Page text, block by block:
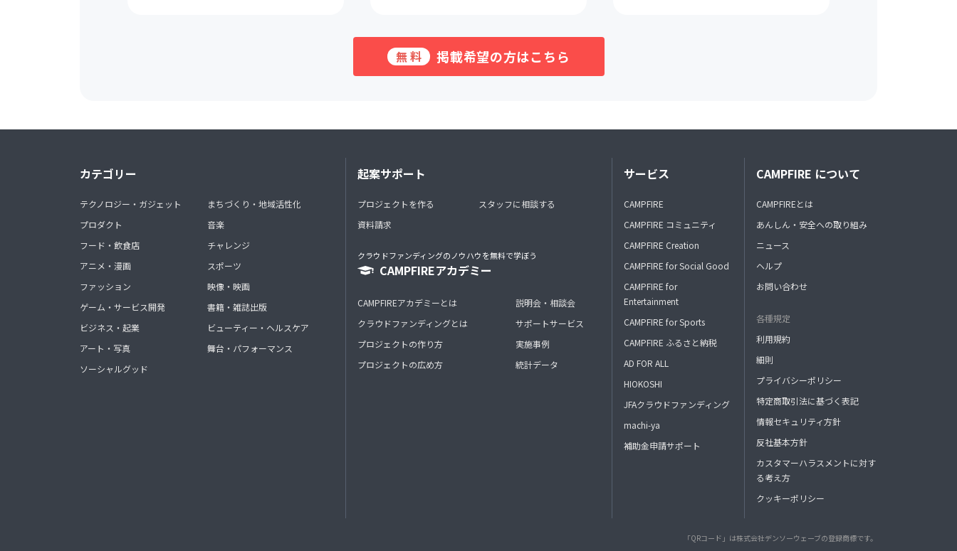
無料 掲載希望の方はこちら
カテゴリー
テクノロジー・ガジェット
プロダクト
フード・飲食店
アニメ・漫画
ファッション
ゲーム・サービス開発
ビジネス・起業
アート・写真
ソーシャルグッド
まちづくり・地域活性化
音楽
チャレンジ
スポーツ
映像・映画
書籍・雑誌出版
ビューティー・ヘルスケア
舞台・パフォーマンス
起案サポート
プロジェクトを作る
資料請求
スタッフに相談する
クラウドファンディングのノウハウを無料で学ぼう
CAMPFIREアカデミー
CAMPFIREアカデミーとは
クラウドファンディングとは
プロジェクトの作り方
プロジェクトの広め方
説明会・相談会
サポートサービス
実施事例
統計データ
サービス
CAMPFIRE
CAMPFIRE コミュニティ
CAMPFIRE Creation
CAMPFIRE for Social Good
CAMPFIRE for
Entertainment
CAMPFIRE for Sports
CAMPFIRE ふるさと納税
AD FOR ALL
HIOKOSHI
JFAクラウドファンディング
machi-ya
補助金申請サポート
CAMPFIRE について
CAMPFIREとは
あんしん・安全への取り組み
ニュース
ヘルプ
お問い合わせ
各種規定
利用規約
細則
プライバシーポリシー
特定商取引法に基づく表記
情報セキュリティ方針
反社基本方針
カスタマーハラスメントに対す
る考え方
クッキーポリシー
「QRコード」は株式会社デンソーウェーブの登録商標です。